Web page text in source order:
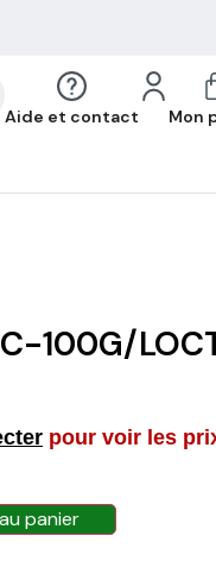
Aide et contact Mon
100G/
pour voir les
panier